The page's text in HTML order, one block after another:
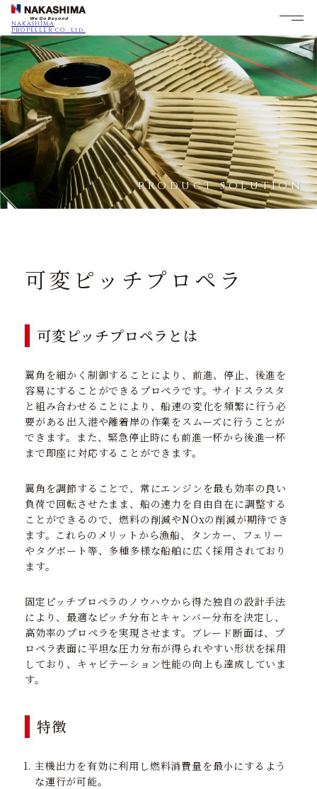
NAKASHIMA
PROPELLER CO., Ltd.
PRODUCT SOLUTION
可変ピッチプロペラ
可変ピッチプロペラとは
翼角を細かく制御することにより、前進、停止、後進を
容易にすることができるプロペラです。サイドスラスタ
と組み合わせることにより、船速の変化を頻繁に行う必
要がある出入港や離着岸の作業をスムーズに行うことが
できます。また、緊急停止時にも前進一杯から後進一杯
まで即座に対応することができます。
翼角を調節することで、常にエンジンを最も効率の良い
負荷で回転させたまま、船の速力を自由自在に調整する
ことができるので、燃料の削減やNOxの削減が期待でき
ます。これらのメリットから漁船、タンカー、フェリー
やタグボート等、多種多様な船舶に広く採用されており
ます。
固定ピッチプロペラのノウハウから得た独自の設計手法
により、最適なピッチ分布とキャンバー分布を決定し、
高効率のプロペラを実現させます。ブレード断面は、プ
ロペラ表面に平坦な圧力分布が得られやすい形状を採用
しており、キャビテーション性能の向上も達成していま
す。
特徴
主機出力を有効に利用し燃料消費量を最小にするよう
な運行が可能。